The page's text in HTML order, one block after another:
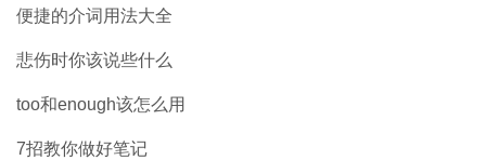
便捷的介词用法大全
悲伤时你该说些什么
too和enough该怎么用
7招教你做好笔记